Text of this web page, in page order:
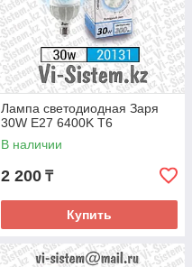
Лампа светодиодная Заря
30W E27 6400K T6
В наличии
2 200 ₸
Купить